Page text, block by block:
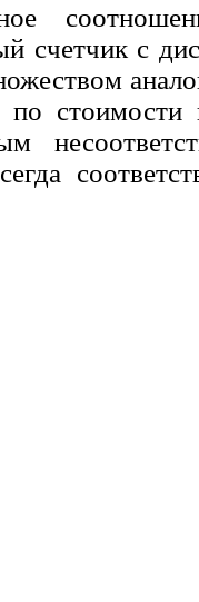
счетчик с
по